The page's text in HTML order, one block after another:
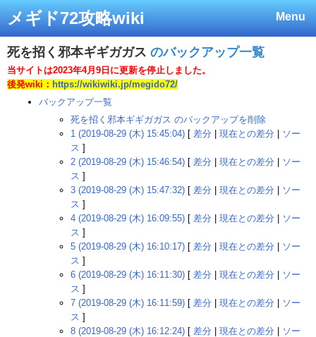
Menu
メギド72攻略wiki
死を招く邪本ギギガガス のバックアップ一覧
当サイトは2023年4月9日に更新を停止しました。
後発wiki： https://wikiwiki.jp/megido72/
バックアップ一覧
死を招く邪本ギギガガス のバックアップを削除
1 (2019-08-29 (木) 15:45:04) [ 差分 現在との差分
ソー
ス ]
2 (2019-08-29 (木) 15:46:54) [ 差分 現在との差分
ソー
ス ]
3 (2019-08-29 (木) 15:47:32) [ 差分 現在との差分
ソー
ス ]
4 (2019-08-29 (木) 16:09:55) [ 差分 現在との差分
ソー
ス ]
5 (2019-08-29 (木) 16:10:17) [ 差分 現在との差分
ソー
ス ]
6 (2019-08-29 (木) 16:11:30) [ 差分 現在との差分
ソー
ス ]
7 (2019-08-29 (木) 16:11:59) [ 差分 現在との差分
ソー
ス ]
8 (2019-08-29 (木) 16:12:24) [ 差分 現在との差分
ソー